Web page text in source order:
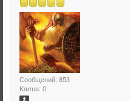
Сообщений: 853
Karma: 0